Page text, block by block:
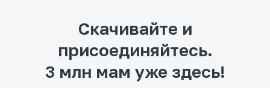
Скачивайте и
присоединяйтесь.
3 млн мам уже здесь!